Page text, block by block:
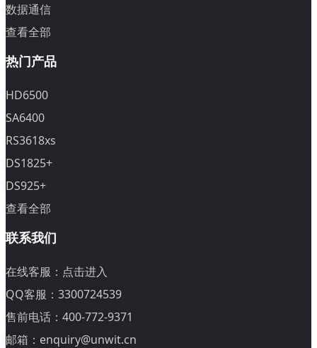
数据通信
查看全部
热门产品
HD6500
SA6400
RS3618xs
DS1825+
DS925+
查看全部
联系我们
在线客服： 点击进入
QQ客服：3300724539
售前电话：400-772-9371
邮箱：enquiry@unwit.cn